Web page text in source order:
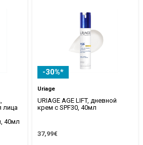
лица
40мл
-30%*
Uriage
URIAGE AGE LIFT, дневной
крем с SPF30, 40мл
37,99€